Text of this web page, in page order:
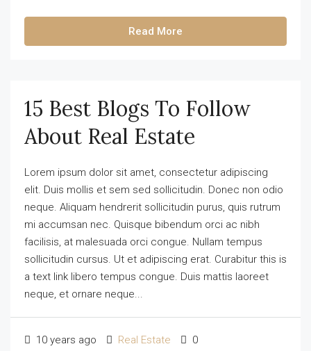
Read More
15 Best Blogs To Follow
About Real Estate
Lorem ipsum dolor sit amet, consectetur adipiscing
elit. Duis mollis et sem sed sollicitudin. Donec non odio
neque. Aliquam hendrerit sollicitudin purus, quis rutrum
mi accumsan nec. Quisque bibendum orci ac nibh
facilisis, at malesuada orci congue. Nullam tempus
sollicitudin cursus. Ut et adipiscing erat. Curabitur this is
a text link libero tempus congue. Duis mattis laoreet
neque, et ornare neque...
10 years ago Real Estate 0